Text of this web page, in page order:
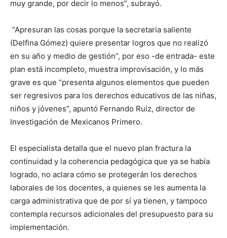
muy grande, por decir lo menos”, subrayó.
“Apresuran las cosas porque la secretaria saliente
(Delfina Gómez) quiere presentar logros que no realizó
en su año y medio de gestión”, por eso -de entrada- este
plan está incompleto, muestra improvisación, y lo más
grave es que “presenta algunos elementos que pueden
ser regresivos para los derechos educativos de las niñas,
niños y jóvenes”, apuntó Fernando Ruíz, director de
Investigación de Mexicanos Primero.
El especialista detalla que el nuevo plan fractura la
continuidad y la coherencia pedagógica que ya se había
logrado, no aclara cómo se protegerán los derechos
laborales de los docentes, a quienes se les aumenta la
carga administrativa que de por sí ya tienen, y tampoco
contempla recursos adicionales del presupuesto para su
implementación.